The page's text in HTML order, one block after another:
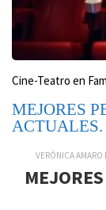
Cine-Teatro en
MEJORES
ACTUALES.
VERÓNICA AMARO